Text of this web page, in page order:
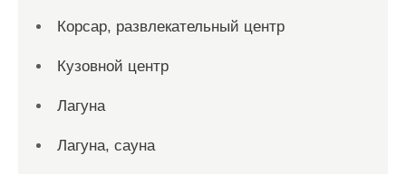
Корсар, развлекательный центр
Кузовной центр
Лагуна
Лагуна, сауна